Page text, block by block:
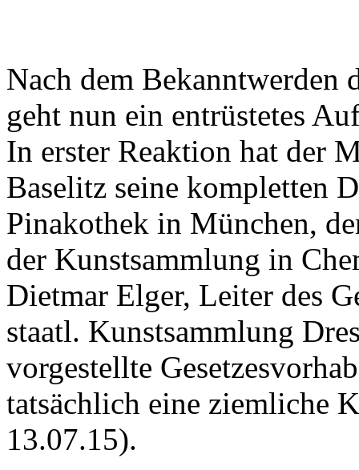
Nach dem Bekanntwerden
geht nun ein entrüstetes
In erster Reaktion hat der
Baselitz seine kompletten
Pinakothek in München,
der Kunstsammlung in
Dietmar Elger, Leiter des
staatl. Kunstsammlung
vorgestellte
tatsächlich eine ziemliche
13.07.15).